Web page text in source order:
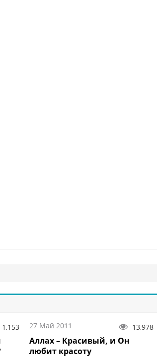
1,153 27 Май 2011 13,978
Аллах – Красивый, и Он
любит красоту